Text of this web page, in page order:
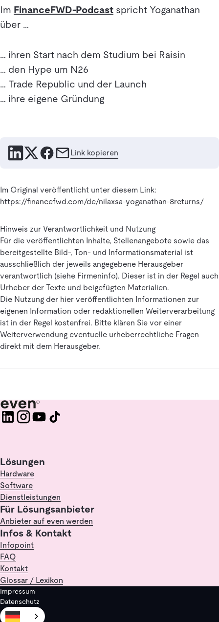
Im FinanceFWD-Podcast spricht Yoganathan
über …
… ihren Start nach dem Studium bei Raisin
… den Hype um N26
… Trade Republic und der Launch
… ihre eigene Gründung
Link kopieren
Im Original veröffentlicht unter diesem Link:
https://financefwd.com/de/nilaxsa-yoganathan-8returns/
Hinweis zur Verantwortlichkeit und Nutzung
Für die veröffentlichten Inhalte, Stellenangebote sowie das
bereitgestellte Bild-, Ton- und Informationsmaterial ist
ausschließlich der jeweils angegebene Herausgeber
verantwortlich (siehe Firmeninfo). Dieser ist in der Regel auch
Urheber der Texte und beigefügten Materialien.
Die Nutzung der hier veröffentlichten Informationen zur
eigenen Information oder redaktionellen Weiterverarbeitung
ist in der Regel kostenfrei. Bitte klären Sie vor einer
Weiterverwendung eventuelle urheberrechtliche Fragen
direkt mit dem Herausgeber.
Lösungen
Hardware
Software
Dienstleistungen
Für Lösungsanbieter
Anbieter auf even werden
Infos & Kontakt
Infopoint
FAQ
Kontakt
Glossar / Lexikon
Impressum
Datenschutz